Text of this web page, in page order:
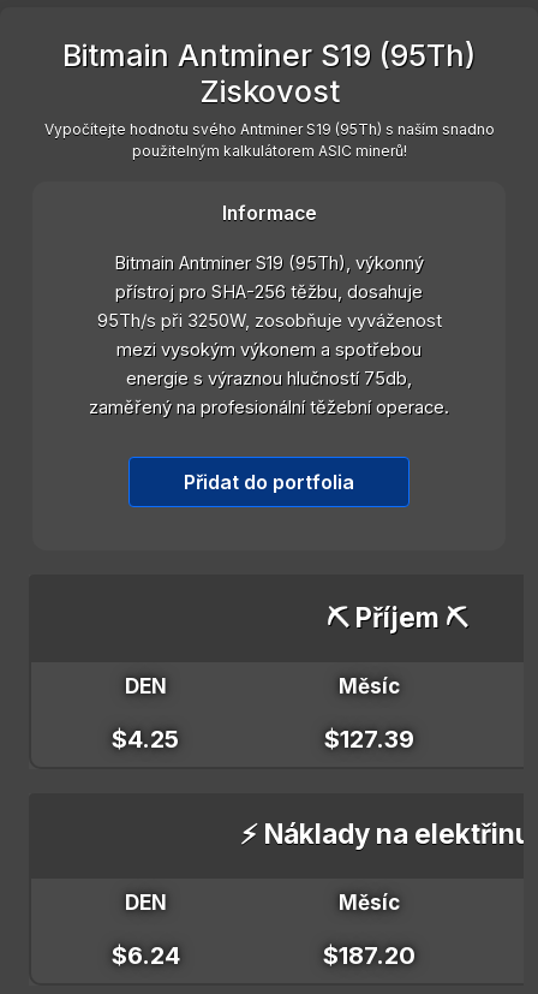
Bitmain Antminer S19 (95Th)
Ziskovost
Vypočítejte hodnotu svého Antminer S19 (95Th) s naším snadno
použitelným kalkulátorem ASIC minerů!
Informace
Bitmain Antminer S19 (95Th), výkonný
přístroj pro SHA-256 těžbu, dosahuje
95Th/s při 3250W, zosobňuje vyváženost
mezi vysokým výkonem a spotřebou
energie s výraznou hlučností 75db,
zaměřený na profesionální těžební operace.
Přidat do portfolia
⛏️ Příjem ⛏️
DEN Měsíc
$4.25 $127.39
⚡ Náklady na elektřinu
DEN Měsíc
$6.24 $187.20